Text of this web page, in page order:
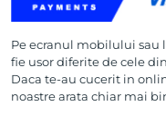
Pe ecranul mobilului sau
fie usor diferite de cele
Daca te-au cucerit in
noastre arata chiar mai